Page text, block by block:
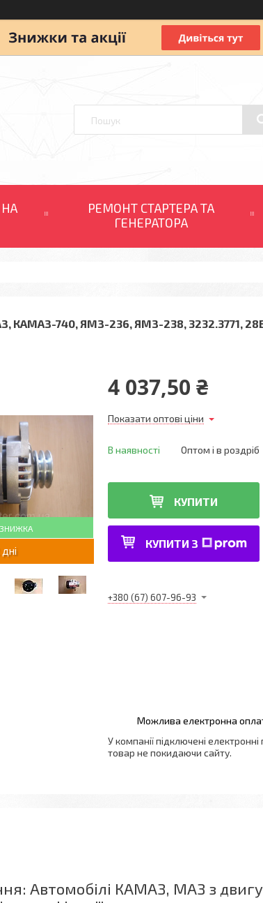
РЕМОНТ СТАРТЕРА ТА
ГЕНЕРАТОРА
КАМАЗ-740, ЯМЗ-236, ЯМЗ-238, 3232.3771,
4 037,50 ₴
Показати оптові ціни
В наявності Оптом і в роздріб
КУПИТИ
КУПИТИ З
+380 (67) 607-96-93
У компанії підключені
товар не покидаючи сайту.
Автомобілі КАМАЗ, МАЗ з